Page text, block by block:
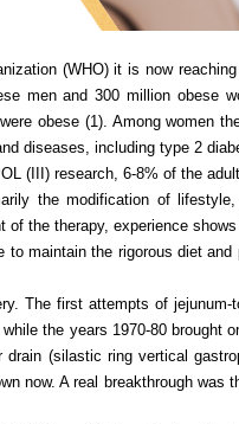
(WHO) it is now
men and 300 million obese
obese (1). Among women
diseases, including type 2
(III) research, 6-8% of the
the modification of
the therapy, experience
maintain the rigorous diet
The first attempts of jejunum-
the years 1970-80 brought
(silastic ring vertical
now. A real breakthrough